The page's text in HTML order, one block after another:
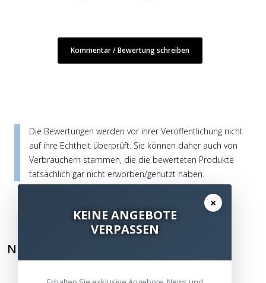
Kommentar / Bewertung schreiben
Die Bewertungen werden vor ihrer Veröffentlichung nicht
auf ihre Echtheit überprüft. Sie können daher auch von
Verbrauchern stammen, die die bewerteten Produkte
tatsächlich gar nicht erworben/genutzt haben.
NEWSLETTER ABONNIEREN
×
KEINE ANGEBOTE
VERPASSEN